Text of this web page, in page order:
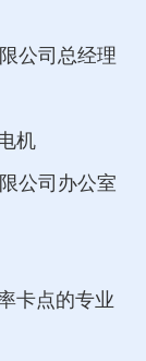
公司总经理
机
公司办公室
卡点的专业